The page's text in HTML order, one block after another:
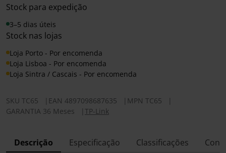
Stock para expedição
3–5 dias úteis
Stock nas lojas
Loja Porto - Por encomenda
Loja Lisboa - Por encomenda
Loja Sintra / Cascais - Por encomenda
SKU TC65 EAN 4897098687635 MPN TC65
GARANTIA 36 Meses
TP-Link
Descrição Especificação Classificações